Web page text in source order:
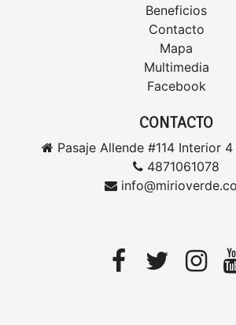
Beneficios
Contacto
Mapa
Multimedia
Facebook
CONTACTO
Pasaje Allende #114 Interior
4871061078